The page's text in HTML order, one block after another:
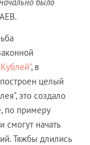
, в
целый
это создало
по примеру
смогут начать
Тяжбы длились